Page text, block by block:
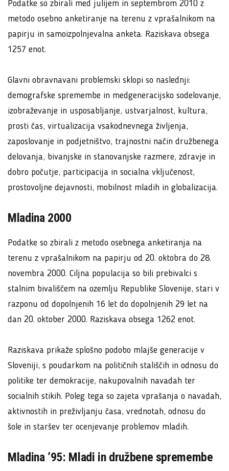
Podatke so zbirali med julijem in septembrom 2010 z
metodo osebno anketiranje na terenu z vprašalnikom na
papirju in samoizpolnjevalna anketa. Raziskava obsega
1257 enot.
Glavni obravnavani problemski sklopi so naslednji:
demografske spremembe in medgeneracijsko sodelovanje,
izobraževanje in usposabljanje, ustvarjalnost, kultura,
prosti čas, virtualizacija vsakodnevnega življenja,
zaposlovanje in podjetništvo, trajnostni način družbenega
delovanja, bivanjske in stanovanjske razmere, zdravje in
dobro počutje, participacija in socialna vključenost,
prostovoljne dejavnosti, mobilnost mladih in globalizacija.
Mladina 2000
Podatke so zbirali z metodo osebnega anketiranja na
terenu z vprašalnikom na papirju od 20. oktobra do 28.
novembra 2000. Ciljna populacija so bili prebivalci s
stalnim bivališčem na ozemlju Republike Slovenije, stari v
razponu od dopolnjenih 16 let do dopolnjenih 29 let na
dan 20. oktober 2000. Raziskava obsega 1262 enot.
Raziskava prikaže splošno podobo mlajše generacije v
Sloveniji, s poudarkom na političnih stališčih in odnosu do
politike ter demokracije, nakupovalnih navadah ter
socialnih stikih. Poleg tega so zajeta vprašanja o navadah,
aktivnostih in preživljanju časa, vrednotah, odnosu do
šole in staršev ter ocenjevanje problemov mladih.
Mladina ’95: Mladi in družbene spremembe